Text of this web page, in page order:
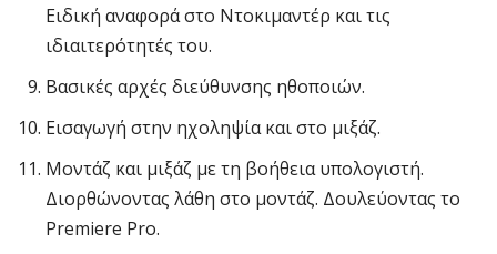
Ειδική αναφορά στο Ντοκιμαντέρ και τις
ιδιαιτερότητές του.
Βασικές αρχές διεύθυνσης ηθοποιών.
Εισαγωγή στην ηχοληψία και στο μιξάζ.
Μοντάζ και μιξάζ με τη βοήθεια υπολογιστή.
Διορθώνοντας λάθη στο μοντάζ. Δουλεύοντας το
Premiere Pro.